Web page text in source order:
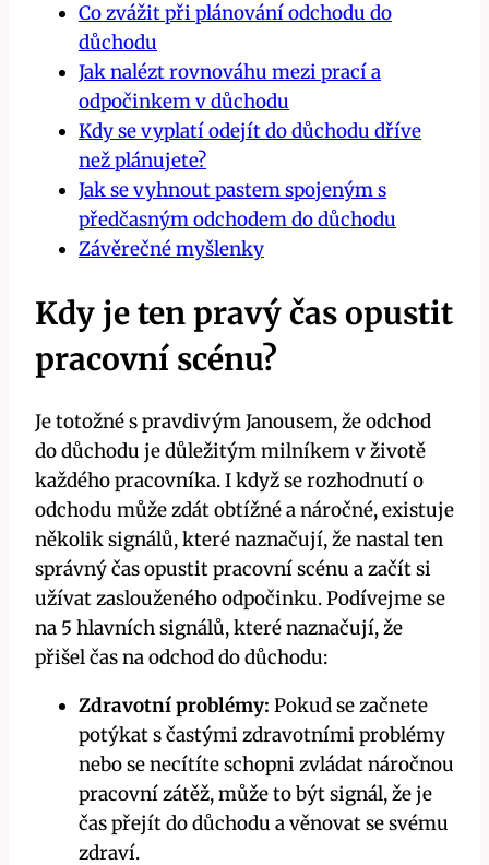
Co zvážit při plánování odchodu do
důchodu
Jak nalézt rovnováhu mezi prací a
odpočinkem v důchodu
Kdy se vyplatí odejít do důchodu dříve
než plánujete?
Jak se vyhnout pastem spojeným s
předčasným odchodem do důchodu
Závěrečné myšlenky
Kdy je ten pravý čas opustit
pracovní scénu?
Je totožné s pravdivým Janousem, že odchod
do důchodu je důležitým milníkem v životě
každého pracovníka. I když se rozhodnutí o
odchodu může zdát obtížné a náročné, existuje
několik signálů, které naznačují, že nastal ten
správný čas opustit pracovní scénu a začít si
užívat zaslouženého odpočinku. Podívejme se
na 5 hlavních signálů, které naznačují, že
přišel čas na odchod do důchodu:
Zdravotní problémy: Pokud se začnete
potýkat s častými zdravotními problémy
nebo se necítíte schopni zvládat náročnou
pracovní zátěž, může to být signál, že je
čas přejít do důchodu a věnovat se svému
zdraví.